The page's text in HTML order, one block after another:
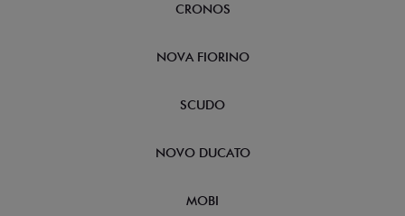
CRONOS
NOVA FIORINO
SCUDO
NOVO DUCATO
MOBI